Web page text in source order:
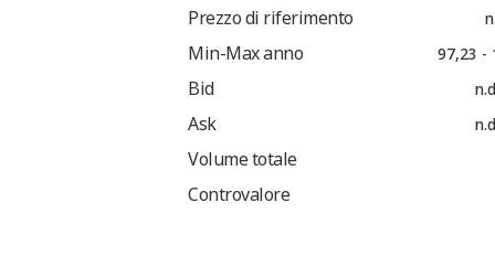
Prezzo di riferimento
Min-Max anno 97,23 -
Bid
Ask
Volume totale
Controvalore